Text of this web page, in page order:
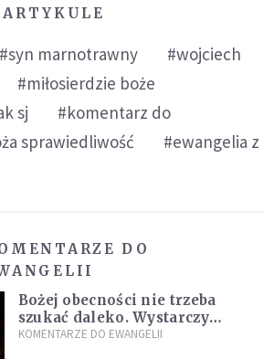
#syn marnotrawny
#wojciech
#miłosierdzie boże
sj
#komentarz do
sprawiedliwość
#ewangelia z
DO
Bożej obecności nie trzeba
szukać daleko. Wystarczy
nauczyć się słuchać
KOMENTARZE DO EWANGELII